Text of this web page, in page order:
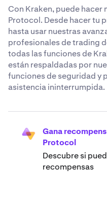
Con Kraken, puede hacer
Protocol. Desde hacer tu
hasta usar nuestras
profesionales de trading
todas las funciones de
están respaldadas por
funciones de seguridad y
asistencia ininterrumpida.
Gana
Protocol
Descubre si
recompensas